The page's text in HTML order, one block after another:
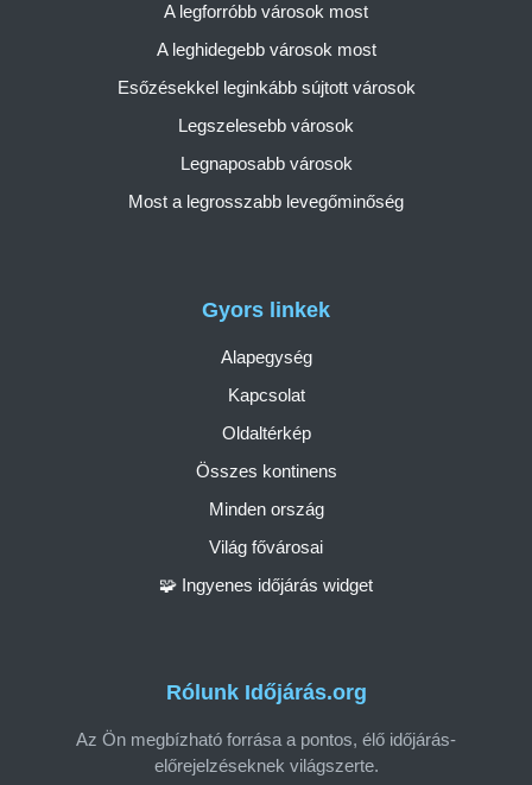
Rólunk Időjárás.org
Az Ön megbízható forrása a pontos, élő időjárás-
előrejelzéseknek világszerte.
Gyors linkek
Alapegység
Kapcsolat
Oldaltérkép
Összes kontinens
Minden ország
Világ fővárosai
🧩 Ingyenes időjárás widget
A legforróbb városok most
A leghidegebb városok most
Esőzésekkel leginkább sújtott városok
Legszelesebb városok
Legnaposabb városok
Most a legrosszabb levegőminőség